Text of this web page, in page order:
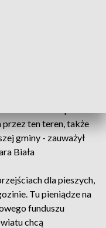
ten teren, także
gminy - zauważył
Biała
dla pieszych,
Tu pieniądze na
funduszu
chcą